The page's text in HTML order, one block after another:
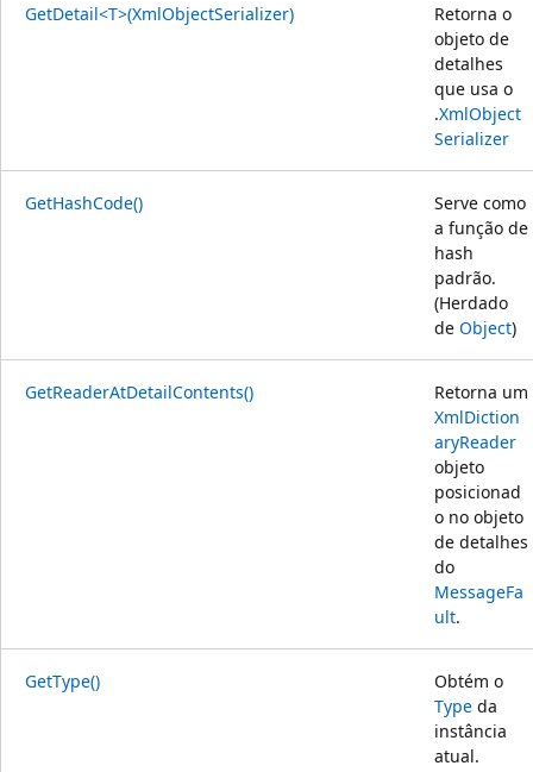
GetDetail<T>(XmlObjectSerializer)
Retorna o
objeto de
detalhes
que usa o
.XmlObject
Serializer
GetHashCode()
Serve como
a função de
hash
padrão.
(Herdado
de Object)
GetReaderAtDetailContents()
Retorna um
XmlDiction
aryReader
objeto
posicionad
o no objeto
de detalhes
do
MessageFa
ult.
GetType()
Obtém o
Type da
instância
atual.